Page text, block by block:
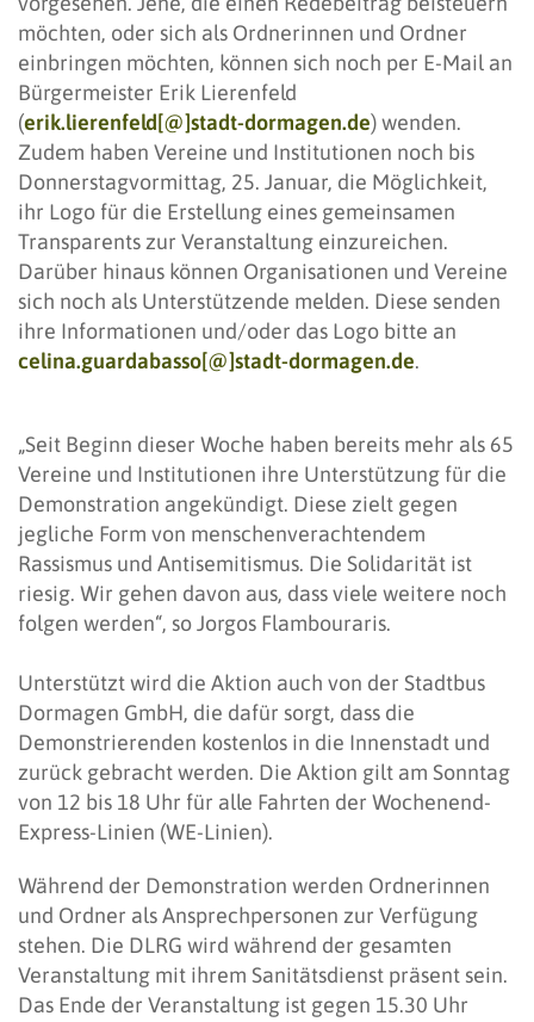
möchten, oder sich als Ordnerinnen und Ordner
einbringen möchten, können sich noch per E-Mail an
Bürgermeister Erik Lierenfeld
(erik.lierenfeld[@]stadt-dormagen.de) wenden.
Zudem haben Vereine und Institutionen noch bis
Donnerstagvormittag, 25. Januar, die Möglichkeit,
ihr Logo für die Erstellung eines gemeinsamen
Transparents zur Veranstaltung einzureichen.
Darüber hinaus können Organisationen und Vereine
sich noch als Unterstützende melden. Diese senden
ihre Informationen und/oder das Logo bitte an
celina.guardabasso[@]stadt-dormagen.de.
„Seit Beginn dieser Woche haben bereits mehr als 65
Vereine und Institutionen ihre Unterstützung für die
Demonstration angekündigt. Diese zielt gegen
jegliche Form von menschenverachtendem
Rassismus und Antisemitismus. Die Solidarität ist
riesig. Wir gehen davon aus, dass viele weitere noch
folgen werden“, so Jorgos Flambouraris.
Unterstützt wird die Aktion auch von der Stadtbus
Dormagen GmbH, die dafür sorgt, dass die
Demonstrierenden kostenlos in die Innenstadt und
zurück gebracht werden. Die Aktion gilt am Sonntag
von 12 bis 18 Uhr für alle Fahrten der Wochenend-
Express-Linien (WE-Linien).
Während der Demonstration werden Ordnerinnen
und Ordner als Ansprechpersonen zur Verfügung
stehen. Die DLRG wird während der gesamten
Veranstaltung mit ihrem Sanitätsdienst präsent sein.
Das Ende der Veranstaltung ist gegen 15.30 Uhr